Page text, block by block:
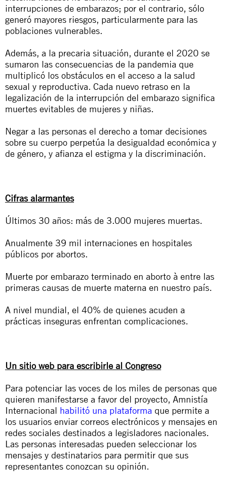
interrupciones de embarazos; por el contrario, sólo
generó mayores riesgos, particularmente para las
poblaciones vulnerables.
Además, a la precaria situación, durante el 2020 se
sumaron las consecuencias de la pandemia que
multiplicó los obstáculos en el acceso a la salud
sexual y reproductiva. Cada nuevo retraso en la
legalización de la interrupción del embarazo significa
muertes evitables de mujeres y niñas.
Negar a las personas el derecho a tomar decisiones
sobre su cuerpo perpetúa la desigualdad económica y
de género, y afianza el estigma y la discriminación.
Cifras alarmantes
Últimos 30 años: más de 3.000 mujeres muertas.
Anualmente 39 mil internaciones en hospitales
públicos por abortos.
Muerte por embarazo terminado en aborto à entre las
primeras causas de muerte materna en nuestro país.
A nivel mundial, el 40% de quienes acuden a
prácticas inseguras enfrentan complicaciones.
Un sitio web para escribirle al Congreso
Para potenciar las voces de los miles de personas que
quieren manifestarse a favor del proyecto, Amnistía
Internacional habilitó una plataforma que permite a
los usuarios enviar correos electrónicos y mensajes en
redes sociales destinados a legisladores nacionales.
Las personas interesadas pueden seleccionar los
mensajes y destinatarios para permitir que sus
representantes conozcan su opinión.